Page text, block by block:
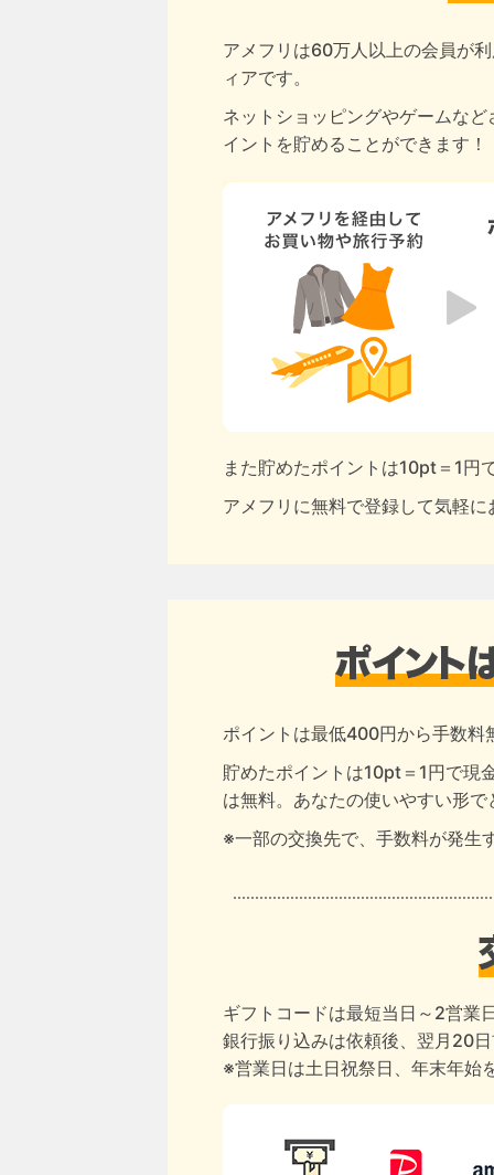
アメフリは60万人以上の会員が
ィアです。
ネットショッピングやゲームな
イントを貯めることができます！
また貯めたポイントは10pt＝1円
アメフリに無料で登録して気軽
ポイントは最低400円から手数料
貯めたポイントは10pt＝1円で現
は無料。あなたの使いやすい形
※一部の交換先で、手数料が発生
ギフトコードは最短当日～2営業
銀行振り込みは依頼後、翌月20
※営業日は土日祝祭日、年末年始